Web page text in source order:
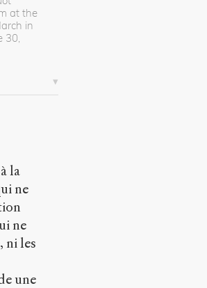
at the
in
30,
la
ne
ne
ni les
une